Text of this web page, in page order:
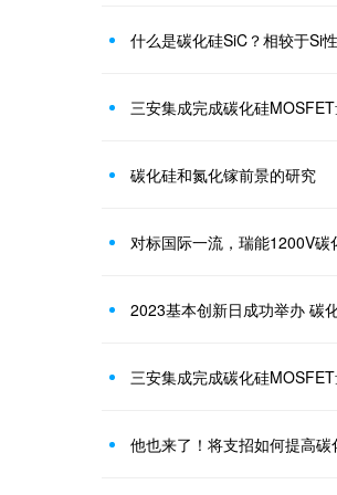
什么是碳化硅SiC？相较于Si
三安集成完成碳化硅
碳化硅和氮化镓前景的研究
对标国际一流，瑞能1200V碳
2023基本创新日成功举办 碳
三安集成完成碳化硅
他也来了！将支招如何提高